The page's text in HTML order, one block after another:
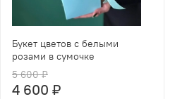
Букет цветов с белыми
розами в сумочке
5 600 ₽
4 600 ₽